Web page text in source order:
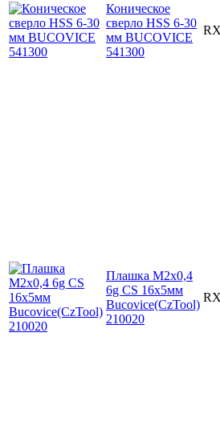
Коническое
сверло HSS 6-30
мм BUCOVICE
541300
Плашка М2х0,4
6g CS 16х5мм
Bucovice(СzTool)
210020